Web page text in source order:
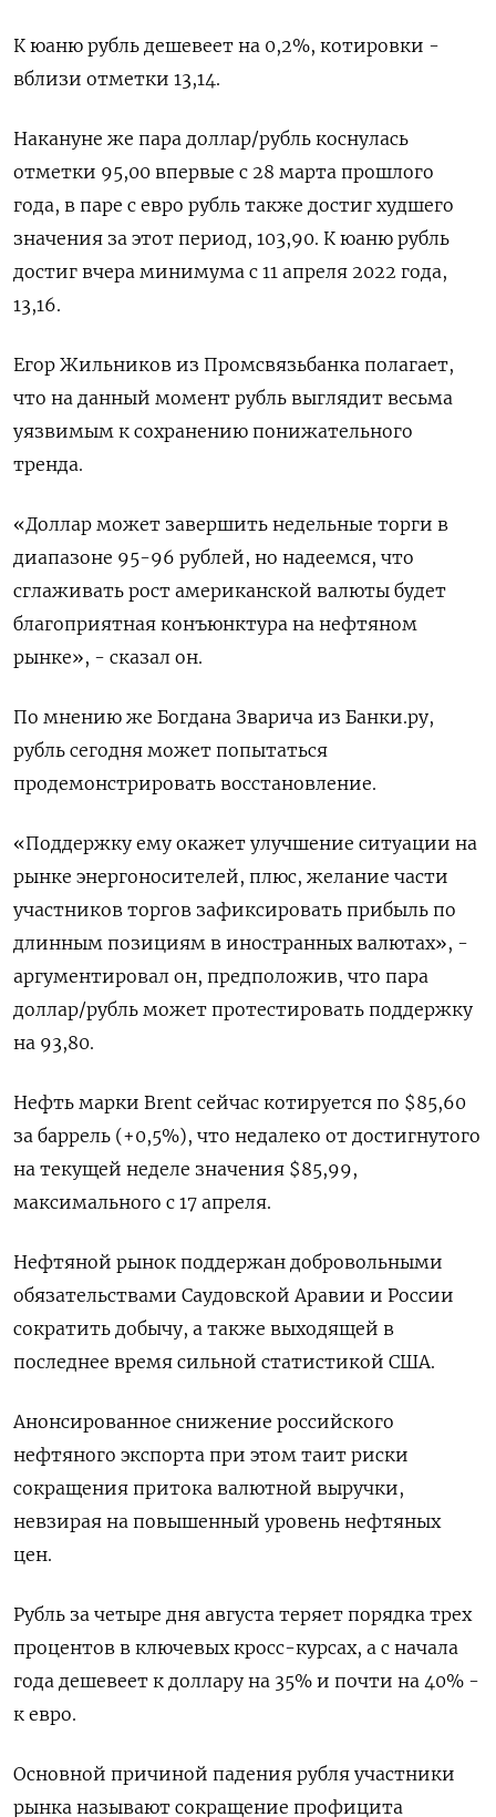
К юаню рубль дешевеет на 0,2%, котировки -
вблизи отметки 13,14.
Накануне же пара доллар/рубль коснулась
отметки 95,00 впервые с 28 марта прошлого
года, в паре с евро рубль также достиг худшего
значения за этот период, 103,90. К юаню рубль
достиг вчера минимума с 11 апреля 2022 года,
13,16.
Егор Жильников из Промсвязьбанка полагает,
что на данный момент рубль выглядит весьма
уязвимым к сохранению понижательного
тренда.
«Доллар может завершить недельные торги в
диапазоне 95-96 рублей, но надеемся, что
сглаживать рост американской валюты будет
благоприятная конъюнктура на нефтяном
рынке», - сказал он.
По мнению же Богдана Зварича из Банки.ру,
рубль сегодня может попытаться
продемонстрировать восстановление.
«Поддержку ему окажет улучшение ситуации на
рынке энергоносителей, плюс, желание части
участников торгов зафиксировать прибыль по
длинным позициям в иностранных валютах», -
аргументировал он, предположив, что пара
доллар/рубль может протестировать поддержку
на 93,80.
Нефть марки Brent сейчас котируется по $85,60
за баррель (+0,5%), что недалеко от достигнутого
на текущей неделе значения $85,99,
максимального с 17 апреля.
Нефтяной рынок поддержан добровольными
обязательствами Саудовской Аравии и России
сократить добычу, а также выходящей в
последнее время сильной статистикой США.
Анонсированное снижение российского
нефтяного экспорта при этом таит риски
сокращения притока валютной выручки,
невзирая на повышенный уровень нефтяных
цен.
Рубль за четыре дня августа теряет порядка трех
процентов в ключевых кросс-курсах, а с начала
года дешевеет к доллару на 35% и почти на 40% -
к евро.
Основной причиной падения рубля участники
рынка называют сокращение профицита